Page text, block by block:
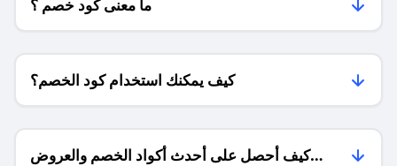
ما معنى كود خصم ؟
كيف يمكنك استخدام كود الخصم؟
كيف أحصل على أحدث أكواد الخصم والعروض